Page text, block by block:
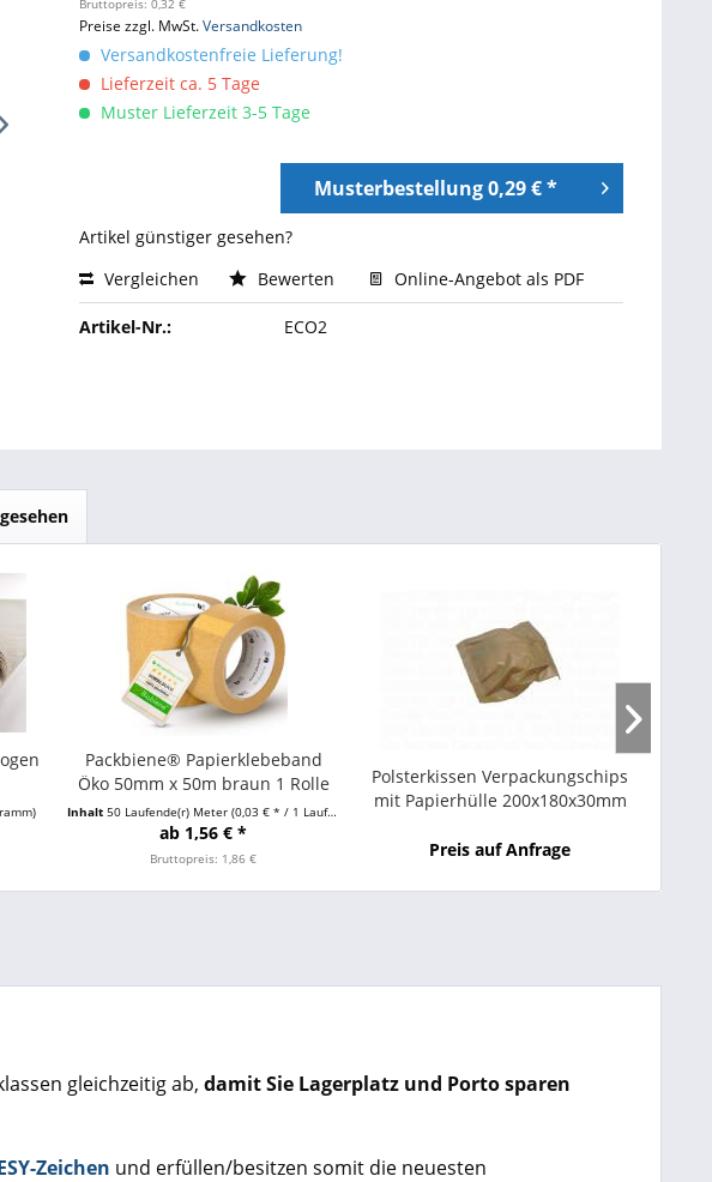
Bruttopreis: 0,32 €
Preise zzgl. MwSt.Versandkosten
Versandkostenfreie Lieferung!
Lieferzeit ca. 5 Tage
Muster Lieferzeit 3-5 Tage
Musterbestellung 0,29 € *
Artikel günstiger gesehen?
Vergleichen
Bewerten Online-Angebot als PDF
Artikel-Nr.: ECO2
Packbiene® Papierklebeband
Öko 50mm x 50m braun 1 Rolle
Inhalt 50 Laufende(r) Meter (0,03 € * / 1 Laufende(r) Meter)
ab 1,56 € *
Bruttopreis: 1,86 €
Polsterkissen Verpackungschips
mit Papierhülle 200x180x30mm
Preis auf Anfrage
gleichzeitig ab, damit Sie Lagerplatz und Porto sparen
Zeichen und erfüllen/besitzen somit die neuesten